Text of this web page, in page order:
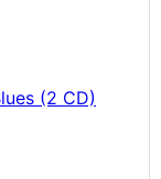
(2 CD)